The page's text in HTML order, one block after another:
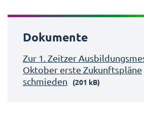
Dokumente
Zur 1. Zeitzer
Oktober erste Zukunftspläne
schmieden
(201 kB)